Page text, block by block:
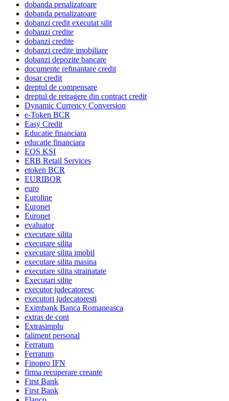
dobanda penalizatoare
dobanda penalizatoare
dobanzi credit executat silit
dobanzi credite
dobanzi credite
dobanzi credite imobiliare
dobanzi depozite bancare
documente refinantare credit
dosar credit
dreptul de compensare
dreptul de retragere din contract credit
Dynamic Currency Conversion
e-Token BCR
Easy Credit
Educatie financiara
educatie financiara
EOS KSI
ERB Retail Services
etoken BCR
EURIBOR
euro
Euroline
Euronet
Euronet
evaluator
executare silita
executare silita
executare silita imobil
executare silita masina
executare silita strainatate
Executari silite
executor judecatoresc
executori judecatoresti
Eximbank Banca Romaneasca
extras de cont
Extrasimplu
faliment personal
Ferratum
Ferratum
Finopro IFN
firma recuperare creante
First Bank
First Bank